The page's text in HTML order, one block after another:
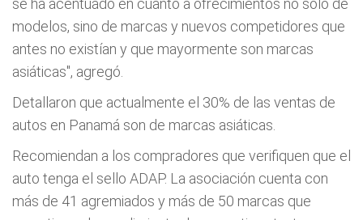
se ha acentuado en cuanto a ofrecimientos no solo de
modelos, sino de marcas y nuevos competidores que
antes no existían y que mayormente son marcas
asiáticas", agregó.
Detallaron que actualmente el 30% de las ventas de
autos en Panamá son de marcas asiáticas.
Recomiendan a los compradores que verifiquen que el
auto tenga el sello ADAP. La asociación cuenta con
más de 41 agremiados y más de 50 marcas que